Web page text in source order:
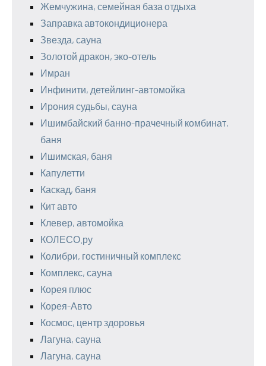
Жемчужина, семейная база отдыха
Заправка автокондиционера
Звезда, сауна
Золотой дракон, эко-отель
Имран
Инфинити, детейлинг-автомойка
Ирония судьбы, сауна
Ишимбайский банно-прачечный комбинат,
баня
Ишимская, баня
Капулетти
Каскад, баня
Кит авто
Клевер, автомойка
КОЛЕСО.ру
Колибри, гостиничный комплекс
Комплекс, сауна
Корея плюс
Корея-Авто
Космос, центр здоровья
Лагуна, сауна
Лагуна, сауна